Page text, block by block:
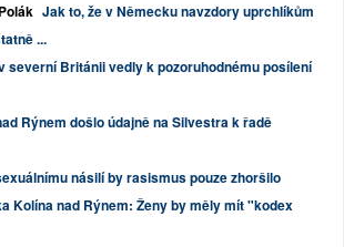
Jak to, že v Německu navzdory uprchlíkům
...
severní Británii vedly k pozoruhodnému posílení
Rýnem došlo údajně na Silvestra k řadě
násilí by rasismus pouze zhoršilo
Kolína nad Rýnem: Ženy by měly mít "kodex